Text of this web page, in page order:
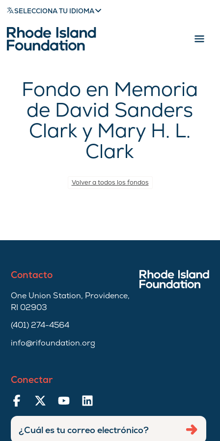
SELECCIONA TU IDIOMA
Fondo en Memoria
de David Sanders
Clark y Mary H. L.
Clark
Volver a todos los fondos
Contacto
One Union Station, Providence,
RI 02903
(401) 274-4564
info@rifoundation.org
Conectar
Ingresar
dirección
Enviar